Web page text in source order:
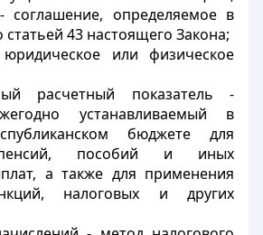
соглашение, определяемое в
статьей 43 настоящего Закона;
или физическое
расчетный показатель -
устанавливаемый в
бюджете для
пенсий, пособий и иных
а также для применения
налоговых и других